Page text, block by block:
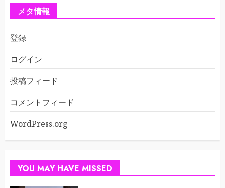
メタ情報
登録
ログイン
投稿フィード
コメントフィード
WordPress.org
YOU MAY HAVE MISSED